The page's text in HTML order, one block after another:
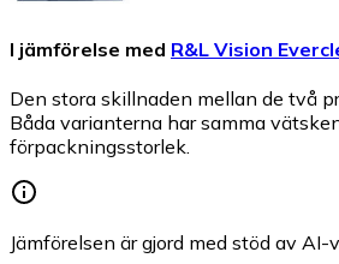
I jämförelse med R&L Vision
Den stora skillnaden mellan de två
Båda varianterna har samma
förpackningsstorlek.
Jämförelsen är gjord med stöd av AI-